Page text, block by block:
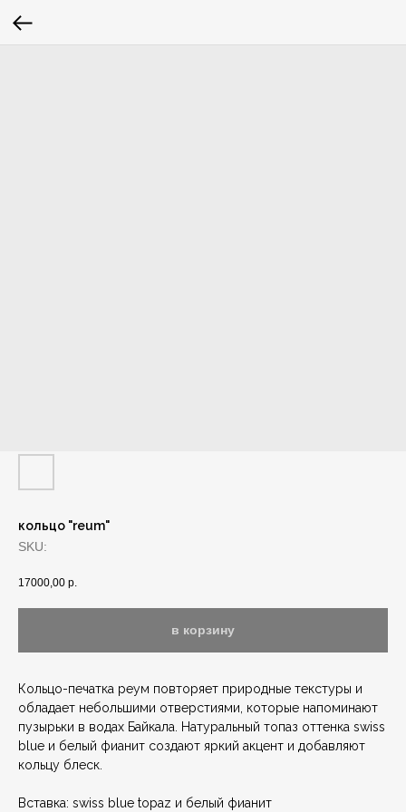
кольцо "reum"
SKU:
17000,00 р.
в корзину
Кольцо-печатка реум повторяет природные текстуры и
обладает небольшими отверстиями, которые напоминают
пузырьки в водах Байкала. Натуральный топаз оттенка swiss
blue и белый фианит создают яркий акцент и добавляют
кольцу блеск.
Вставка: swiss blue topaz и белый фианит